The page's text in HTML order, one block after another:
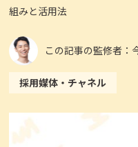
組みと活用法
この記事の監修者：
採用媒体・チャネル